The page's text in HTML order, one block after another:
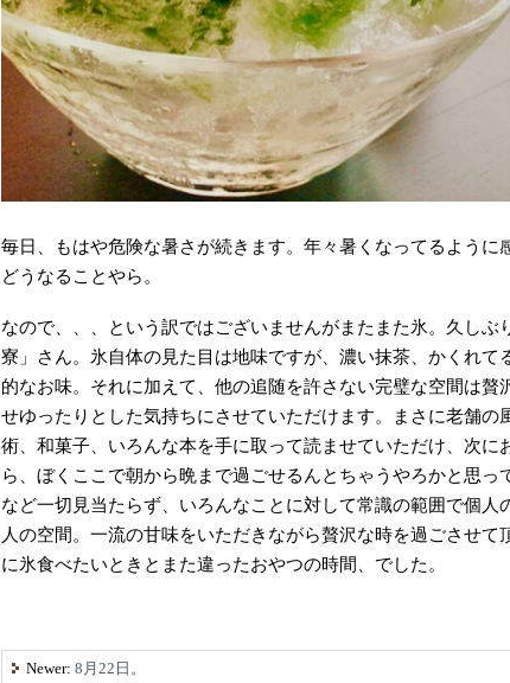
毎日、もはや危険な暑さが続きます。年々暑くなってるように
どうなることやら。
なので、、、という訳ではございませんがまたまた氷。久しぶ
寮」さん。氷自体の見た目は地味ですが、濃い抹茶、かくれて
的なお味。それに加えて、他の追随を許さない完璧な空間は贅
せゆったりとした気持ちにさせていただけます。まさに老舗の
術、和菓子、いろんな本を手に取って読ませていただけ、次に
ら、ぼくここで朝から晩まで過ごせるんとちゃうやろかと思っ
など一切見当たらず、いろんなことに対して常識の範囲で個人
人の空間。一流の甘味をいただきながら贅沢な時を過ごさせ
に氷食べたいときとまた違ったおやつの時間、でした。
Newer:8月22日。